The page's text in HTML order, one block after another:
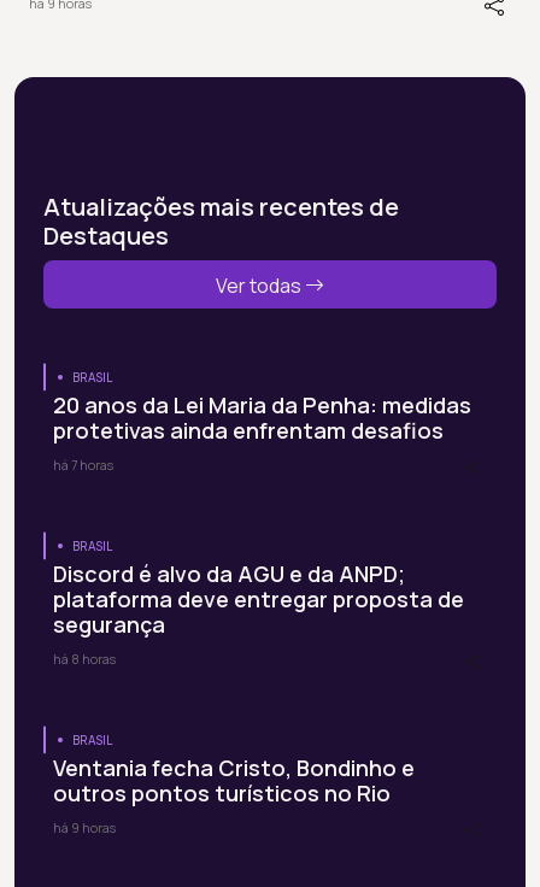
Atualizações mais recentes de
Destaques
Ver todas
BRASIL
20 anos da Lei Maria da Penha: medidas
protetivas ainda enfrentam desafios
há 7 horas
BRASIL
Discord é alvo da AGU e da ANPD;
plataforma deve entregar proposta de
segurança
há 8 horas
BRASIL
Ventania fecha Cristo, Bondinho e
outros pontos turísticos no Rio
há 9 horas